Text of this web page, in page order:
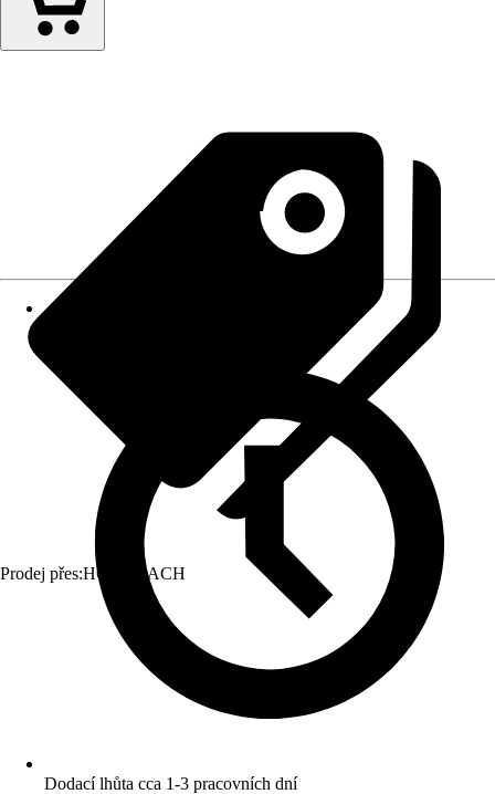
Prodej přes:HORNBACH
Dodací lhůta cca 1-3 pracovních dní